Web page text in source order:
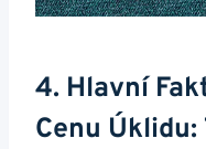
4. Hlavní
Cenu